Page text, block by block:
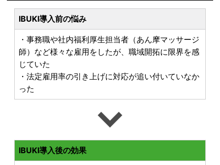
IBUKI導入前の悩み
・事務職や社内福利厚生担当者（あん摩マッサージ
師）など様々な雇用をしたが、職域開拓に限界を感
じていた
・法定雇用率の引き上げに対応が追い付いていなか
った
IBUKI導入後の効果